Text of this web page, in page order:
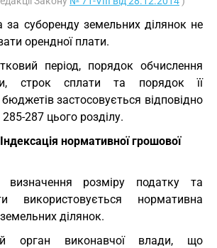
за суборенду земельних ділянок не
орендної плати.
період, порядок обчислення
строк сплати та порядок її
застосовується відповідно
287 цього розділу.
Індексація нормативної грошової
розміру податку та
використовується нормативна
ділянок.
орган виконавчої влади, що